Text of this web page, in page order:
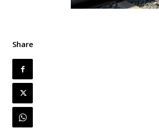
Share